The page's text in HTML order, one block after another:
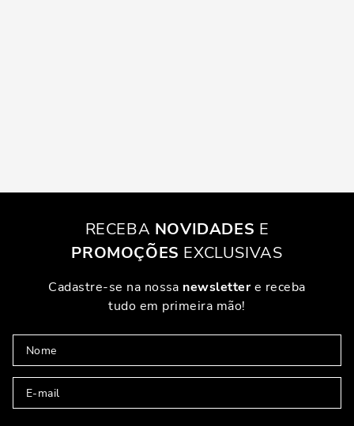
RECEBA NOVIDADES E
PROMOÇÕES EXCLUSIVAS
Cadastre-se na nossa newslettere receba
tudo em primeira mão!